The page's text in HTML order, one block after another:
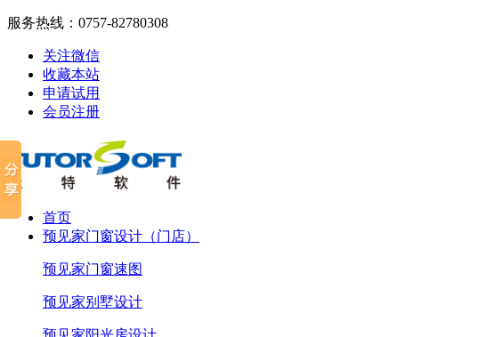
服务热线： 0757-82780308
关注微信
收藏本站
申请试用
会员注册
首页
预见家门窗设计（门店）
预见家门窗速图
预见家别墅设计